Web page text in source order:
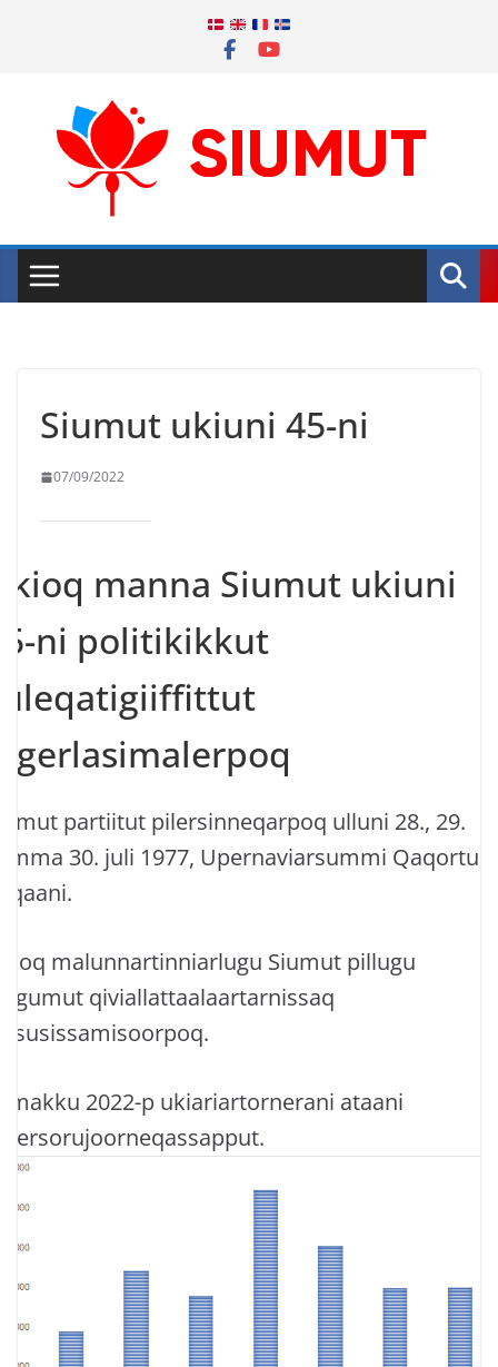
Siumut ukiuni 45-ni
07/09/2022
manna Siumut ukiuni
ni politikikkut
partiitut pilersinneqarpoq ulluni 28., 29.
30. juli 1977, Upernaviarsummi Qaqortup
malunnartinniarlugu Siumut pillugu
qiviallattaalaartarnissaq
2022-p ukiariartornerani ataani